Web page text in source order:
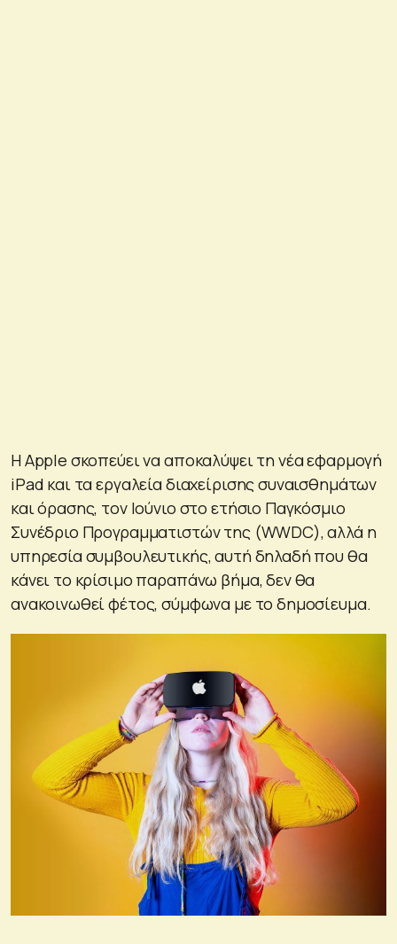
Η Apple σκοπεύει να αποκαλύψει τη νέα εφαρμογή
iPad και τα εργαλεία διαχείρισης συναισθημάτων
και όρασης, τον Ιούνιο στο ετήσιο Παγκόσμιο
Συνέδριο Προγραμματιστών της (WWDC), αλλά η
υπηρεσία συμβουλευτικής, αυτή δηλαδή που θα
κάνει το κρίσιμο παραπάνω βήμα, δεν θα
ανακοινωθεί φέτος, σύμφωνα με το δημοσίευμα.